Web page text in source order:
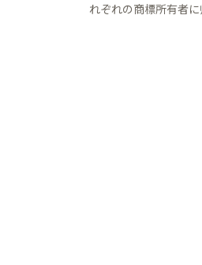
れぞれの商標所有者に